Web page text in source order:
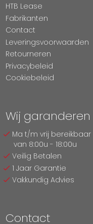
HTB Lease
Fabrikanten
Contact
Leveringsvoorwaarden
Retourneren
Privacybeleid
Cookiebeleid
Wij garanderen
Ma t/m vrij bereikbaar
van 8:00u - 18:00u
Veilig Betalen
1 Jaar Garantie
Vakkundig Advies
Contact